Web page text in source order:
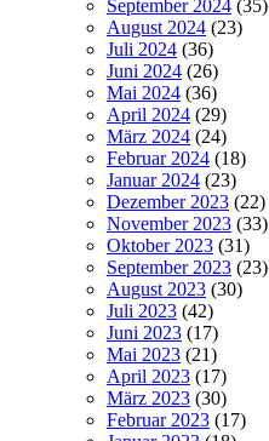
September 2024 (35)
August 2024 (23)
Juli 2024 (36)
Juni 2024 (26)
Mai 2024 (36)
April 2024 (29)
März 2024 (24)
Februar 2024 (18)
Januar 2024 (23)
Dezember 2023 (22)
November 2023 (33)
Oktober 2023 (31)
September 2023 (23)
August 2023 (30)
Juli 2023 (42)
Juni 2023 (17)
Mai 2023 (21)
April 2023 (17)
März 2023 (30)
Februar 2023 (17)